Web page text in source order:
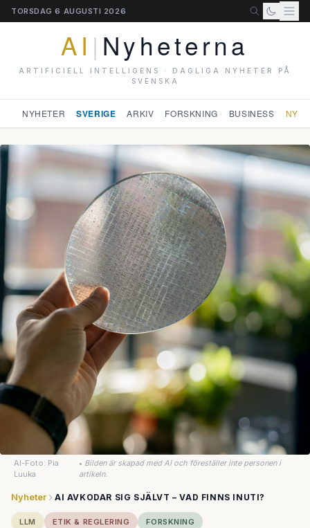
TORSDAG 6 AUGUSTI 2026
AI | Nyheterna
ARTIFICIELL INTELLIGENS · DAGLIGA NYHETER PÅ
SVENSKA
NYHETER SVERIGE ARKIV FORSKNING BUSINESS
AI-Foto: Pia
Luuka
• Bilden är skapad med AI och föreställer inte personen i
artikeln.
Nyheter AI AVKODAR SIG SJÄLVT – VAD FINNS INUTI?
LLM ETIK & REGLERING FORSKNING